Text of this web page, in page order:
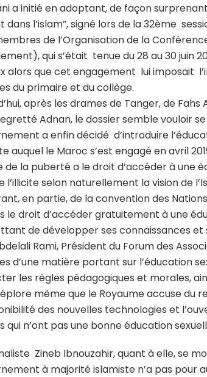
a initié en adoptant, de façon
dans l’islam”, signé lors de la 32ème
de l’Organisation de la
qui s’était tenue du 28 au 30 juin
alors que cet engagement lui imposait
du primaire et du collège.
après les drames de Tanger, de
Adnan, le dossier semble vouloir
a enfin décidé d’introduire
auquel le Maroc s’est engagé en avril
de la puberté a le droit d’accéder à une
l’illicite selon naturellement la vision de
en partie, de la convention des
le droit d’accéder gratuitement à une
de développer ses connaissances et
Rami, Président du Forum des
d’une matière portant sur l’éducation
les règles pédagogiques et morales,
même que le Royaume accuse du
des nouvelles technologies et
qui n’ont pas une bonne éducation
Zineb Ibnouzahir, quant à elle, se
à majorité islamiste n’a pas pour